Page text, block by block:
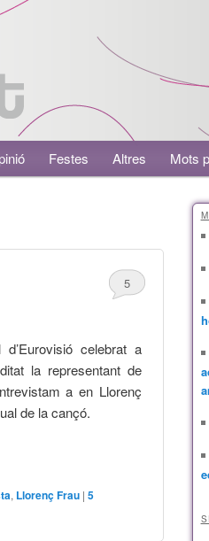
Festes Altres Mots
5
celebrat a
la representant de
a en Llorenç
de la cançó.
, Llorenç Frau |5